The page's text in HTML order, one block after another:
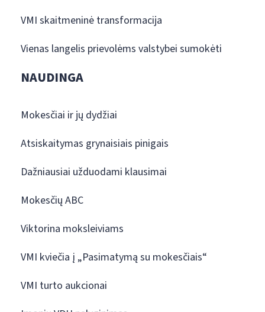
VMI skaitmeninė transformacija
Vienas langelis prievolėms valstybei sumokėti
NAUDINGA
Mokesčiai ir jų dydžiai
Atsiskaitymas grynaisiais pinigais
Dažniausiai užduodami klausimai
Mokesčių ABC
Viktorina moksleiviams
VMI kviečia į „Pasimatymą su mokesčiais“
VMI turto aukcionai